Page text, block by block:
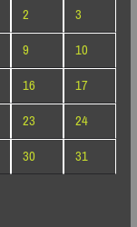
2
3
9
10
16
17
23
24
30
31